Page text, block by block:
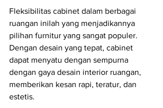
Fleksibilitas cabinet dalam berbagai
ruangan inilah yang menjadikannya
pilihan furnitur yang sangat populer.
Dengan desain yang tepat, cabinet
dapat menyatu dengan sempurna
dengan gaya desain interior ruangan,
memberikan kesan rapi, teratur, dan
estetis.